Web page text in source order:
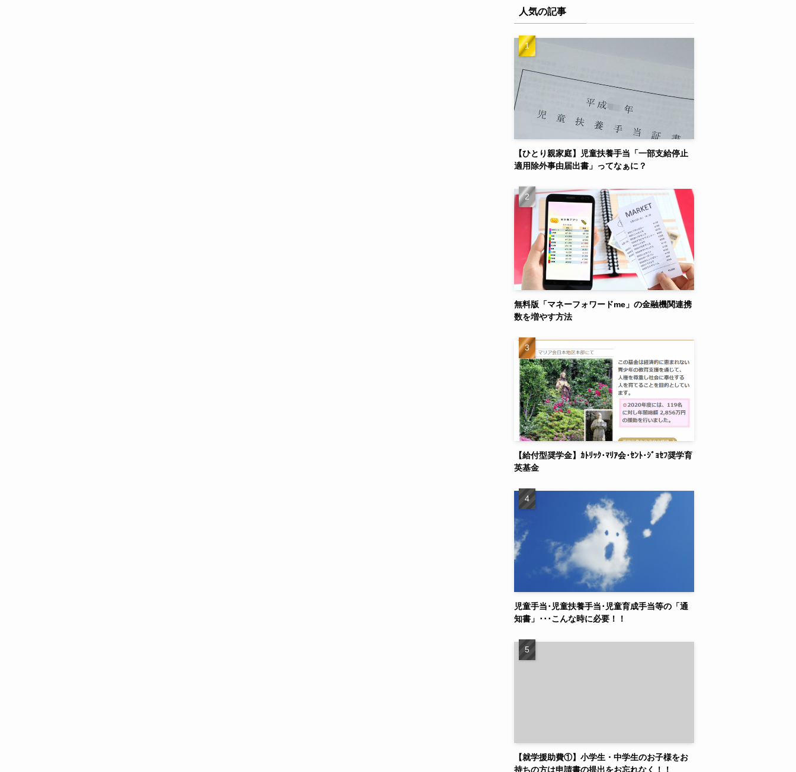
人気の記事
【ひとり親家庭】児童扶養手当「一部支給停止
適用除外事由届出書」ってなぁに？
無料版「マネーフォワードme」の金融機関連携
数を増やす方法
【給付型奨学金】ｶﾄﾘｯｸ･ﾏﾘｱ会･ｾﾝﾄ･ｼﾞｮｾﾌ奨学育
英基金
児童手当･児童扶養手当･児童育成手当等の「通
知書」･･･こんな時に必要！！
【就学援助費①】小学生・中学生のお子様をお
持ちの方は申請書の提出をお忘れなく！！